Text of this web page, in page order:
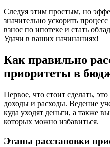
Следуя этим простым, но
значительно ускорить
взнос по ипотеке и стать
Удачи в ваших начинаниях!
Как правильно
приоритеты в
Первое, что стоит сделать,
доходы и расходы. Ведение
куда уходят деньги, а также
которых можно избавиться.
Этапы расстановки